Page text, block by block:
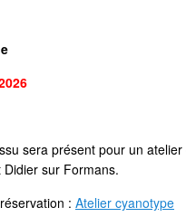
sera présent pour un
sur Formans.
: Atelier cyanotype